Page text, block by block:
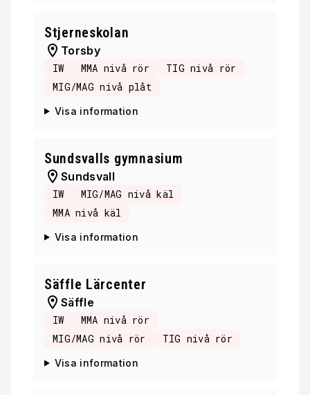
Stjerneskolan
Torsby
IW MMA nivå rör
TIG nivå rör
MIG/MAG nivå plåt
Visa information
Sundsvalls gymnasium
Sundsvall
IW
MIG/MAG nivå käl
MMA nivå käl
Visa information
Säffle Lärcenter
Säffle
IW
MMA nivå rör
MIG/MAG nivå rör
TIG nivå rör
Visa information